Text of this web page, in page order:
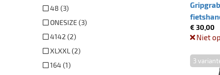
48 (3)
ONESIZE (3)
4142 (2)
XLXXL (2)
164 (1)
Black - S
€ 30,00
Niet
3